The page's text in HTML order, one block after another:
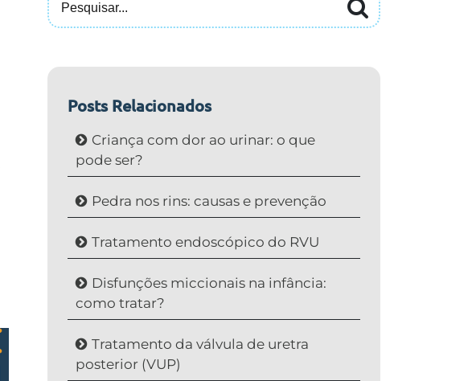
Posts Relacionados
Criança com dor ao urinar: o que
pode ser?
Pedra nos rins: causas e prevenção
Tratamento endoscópico do RVU
Disfunções miccionais na infância:
como tratar?
Tratamento da válvula de uretra
posterior (VUP)